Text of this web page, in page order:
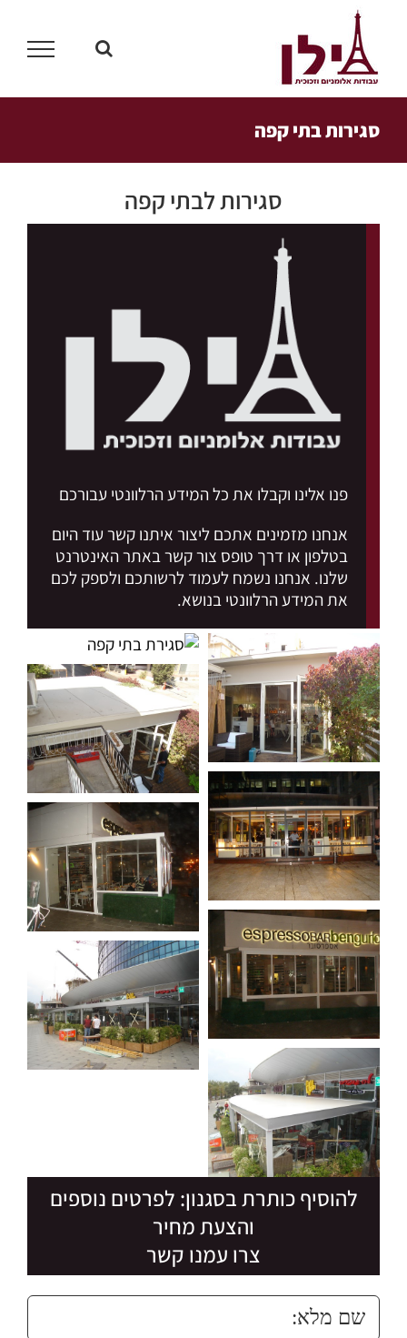
סגירות בתי קפה
סגירות לבתי קפה
פנו אלינו וקבלו את כל המידע הרלוונטי עבורכם
אנחנו מזמינים אתכם ליצור איתנו קשר עוד היום
בטלפון או דרך טופס צור קשרבאתר האינטרנט
שלנו. אנחנו נשמח לעמוד לרשותכם ולספק לכם
את המידע הרלוונטי בנושא.
להוסיף כותרת בסגנון: לפרטים נוספים
והצעת מחיר
צרו עמנו קשר